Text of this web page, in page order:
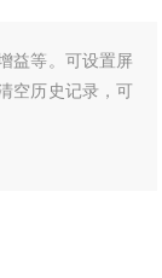
益等。可设置屏
空历史记录，可